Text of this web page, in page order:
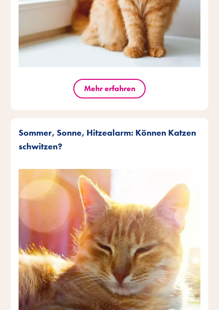
Mehr erfahren
Sommer, Sonne, Hitzealarm: Können Katzen
schwitzen?